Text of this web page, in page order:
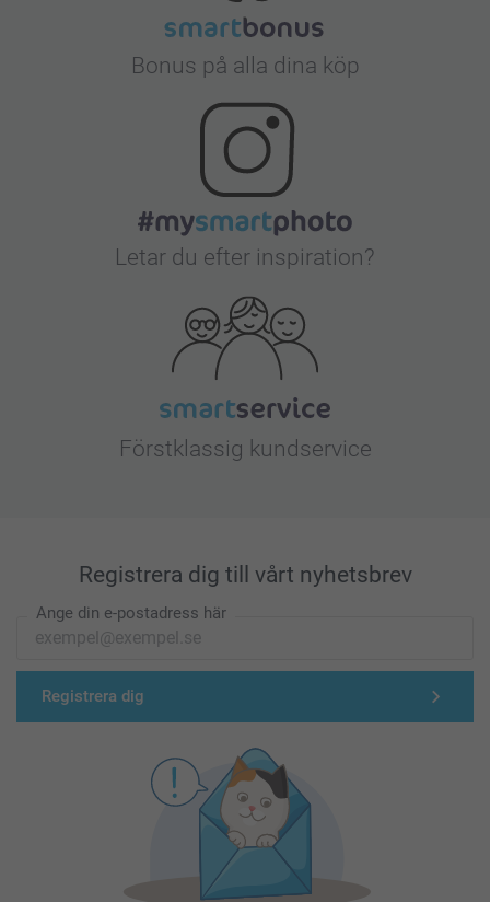
Bonus på alla dina köp
Letar du efter inspiration?
Förstklassig kundservice
Registrera dig till vårt nyhetsbrev
Ange din e-postadress här
Registrera dig